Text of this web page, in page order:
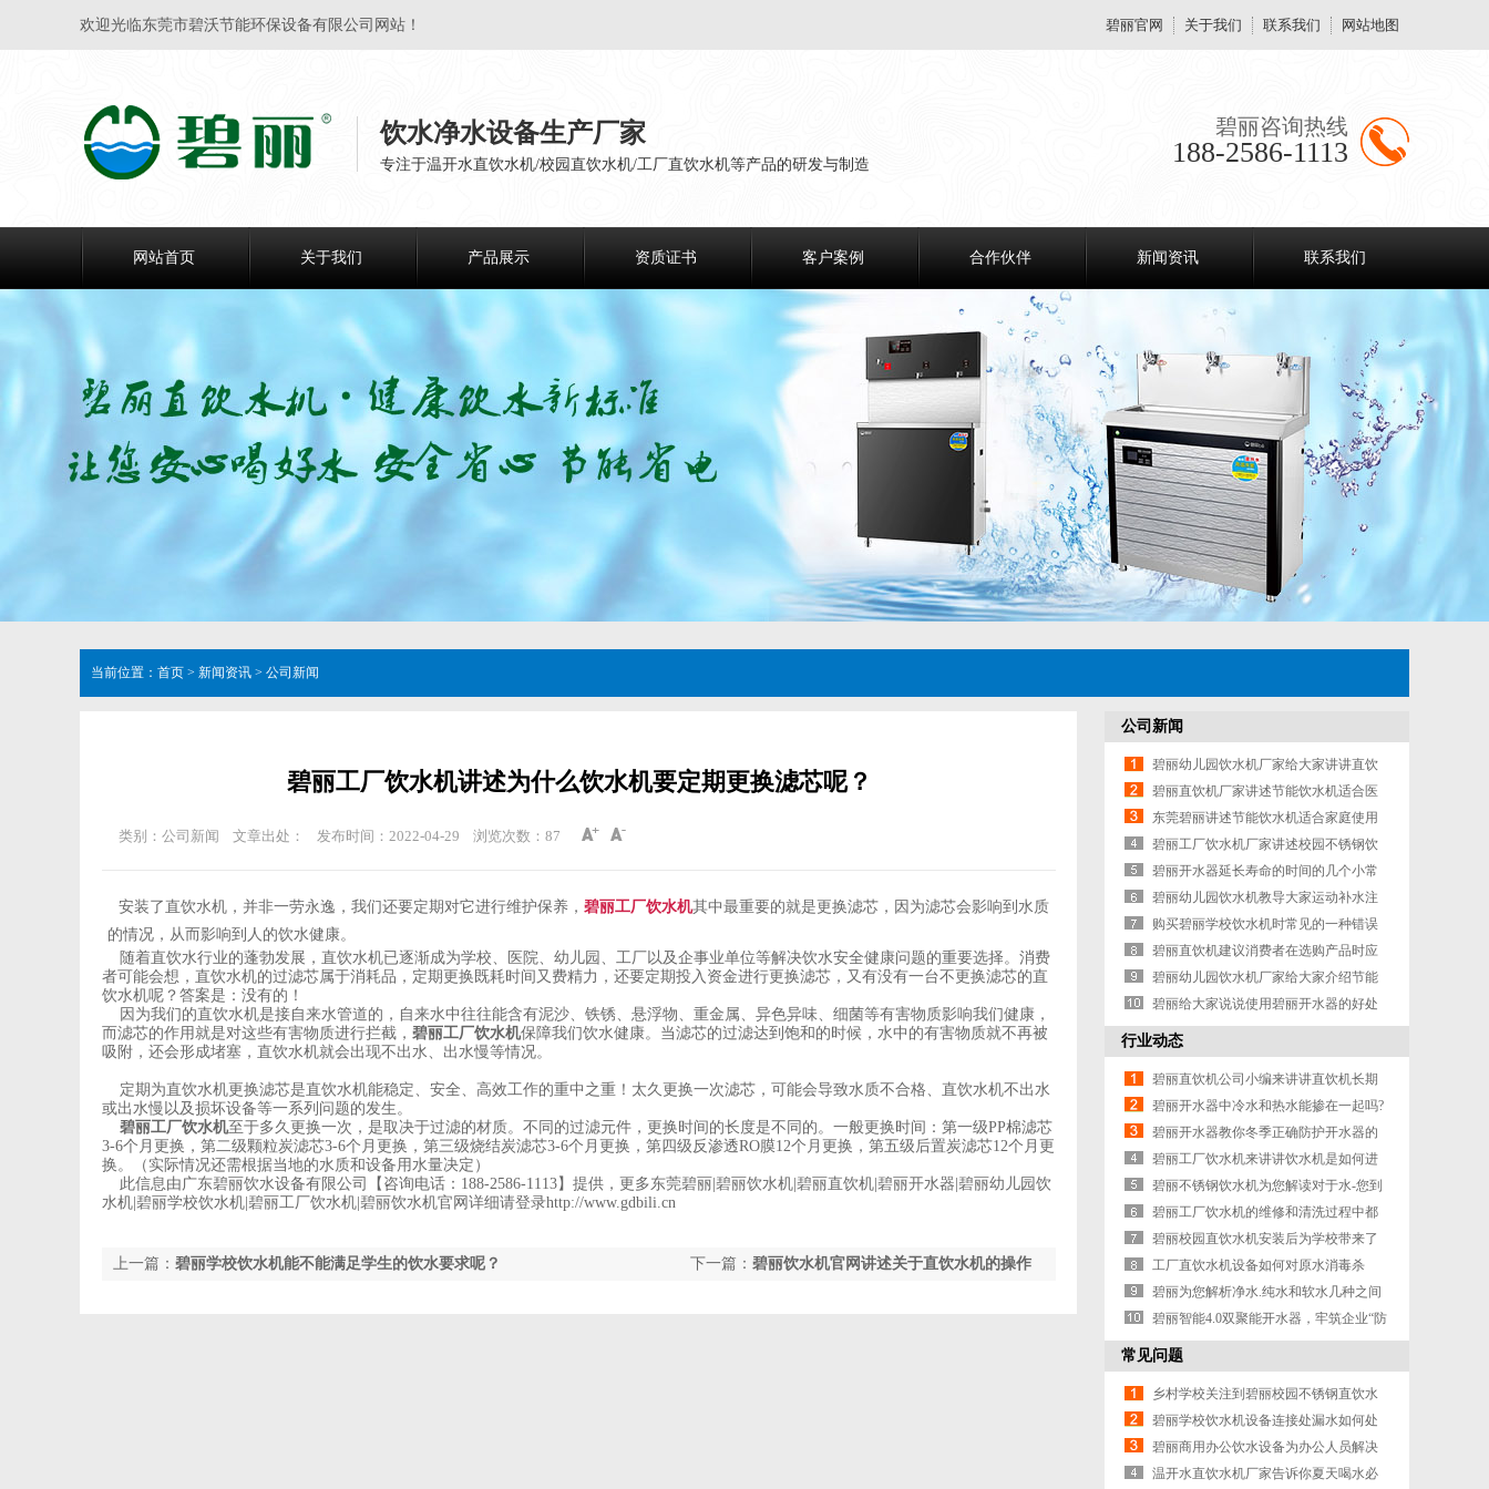
欢迎光临东莞市碧沃节能环保设备有限公司网站！ 碧丽官网 关于我们 联系我们 网站地图
饮水净水设备生产厂家
专注于温开水直饮水机/校园直饮水机/工厂直饮水机等产品的研发与制造
碧丽咨询热线
188-2586-1113
网站首页 关于我们 产品展示 资质证书 客户案例 合作伙伴 新闻资讯 联系我们
当前位置： 首页 > 新闻资讯 > 公司新闻
碧丽工厂饮水机讲述为什么饮水机要定期更换滤芯呢？
类别：公司新闻 文章出处： 发布时间：2022-04-29 浏览次数： 87
安装了直饮水机，并非一劳永逸，我们还要定期对它进行维护保养， 碧丽工厂饮水机其中最重要的就是更换滤芯，因为滤芯会影响到水质
的情况，从而影响到人的饮水健康。
随着直饮水行业的蓬勃发展，直饮水机已逐渐成为学校、医院、幼儿园、工厂以及企事业单位等解决饮水安全健康问题的重要选择。消费
者可能会想，直饮水机的过滤芯属于消耗品，定期更换既耗时间又费精力，还要定期投入资金进行更换滤芯，又有没有一台不更换滤芯的直
饮水机呢？答案是：没有的！
因为我们的直饮水机是接自来水管道的，自来水中往往能含有泥沙、铁锈、悬浮物、重金属、异色异味、细菌等有害物质影响我们健康，
而滤芯的作用就是对这些有害物质进行拦截， 碧丽工厂饮水机保障我们饮水健康。当滤芯的过滤达到饱和的时候，水中的有害物质就不再被
吸附，还会形成堵塞，直饮水机就会出现不出水、出水慢等情况。
定期为直饮水机更换滤芯是直饮水机能稳定、安全、高效工作的重中之重！太久更换一次滤芯，可能会导致水质不合格、直饮水机不出水
或出水慢以及损坏设备等一系列问题的发生。
碧丽工厂饮水机至于多久更换一次，是取决于过滤的材质。不同的过滤元件，更换时间的长度是不同的。一般更换时间：第一级PP棉滤芯
3-6个月更换，第二级颗粒炭滤芯3-6个月更换，第三级烧结炭滤芯3-6个月更换，第四级反渗透RO膜12个月更换，第五级后置炭滤芯12个月更
换。（实际情况还需根据当地的水质和设备用水量决定）
此信息由广东碧丽饮水设备有限公司【咨询电话：188-2586-1113】提供，更多东莞碧丽|碧丽饮水机|碧丽直饮机|碧丽开水器|碧丽幼儿园饮
水机|碧丽学校饮水机|碧丽工厂饮水机|碧丽饮水机官网详细请登录http://www.gdbili.cn
下一篇： 碧丽饮水机官网讲述关于直饮水机的操作
上一篇： 碧丽学校饮水机能不能满足学生的饮水要求呢？
公司新闻
碧丽幼儿园饮水机厂家给大家讲讲直饮
水机的好处有哪些？
碧丽直饮机厂家讲述节能饮水机适合医
院使用吗？
东莞碧丽讲述节能饮水机适合家庭使用
吗?
碧丽工厂饮水机厂家讲述校园不锈钢饮
水机的七大性能
碧丽开水器延长寿命的时间的几个小常
识需要注重
碧丽幼儿园饮水机教导大家运动补水注
意的事项是那些?
购买碧丽学校饮水机时常见的一种错误
想法的讲解是什么呢
碧丽直饮机建议消费者在选购产品时应
注意哪些问题
碧丽幼儿园饮水机厂家给大家介绍节能
饮水机有怎样的工艺
碧丽给大家说说使用碧丽开水器的好处
有哪些？
行业动态
碧丽直饮机公司小编来讲讲直饮机长期
闲置有哪些危害
碧丽开水器中冷水和热水能掺在一起吗?
给你解一下疑惑
碧丽开水器教你冬季正确防护开水器的
方法
碧丽工厂饮水机来讲讲饮水机是如何进
行维护的吧
碧丽不锈钢饮水机为您解读对于水-您到
底了解多少?
碧丽工厂饮水机的维修和清洗过程中都
要注意什么问题呢
碧丽校园直饮水机安装后为学校带来了
哪些效益
工厂直饮水机设备如何对原水消毒杀
菌？
碧丽为您解析净水.纯水和软水几种之间
有哪些分别
碧丽智能4.0双聚能开水器，牢筑企业“防
疫墙”
常见问题
乡村学校关注到碧丽校园不锈钢直饮水
机优势
碧丽学校饮水机设备连接处漏水如何处
理来看看
碧丽商用办公饮水设备为办公人员解决
饮水问题!
温开水直饮水机厂家告诉你夏天喝水必